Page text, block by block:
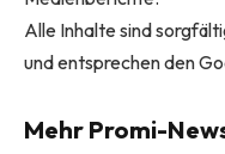
Alle Inhalte sind
und entsprechen den
Mehr Promi-